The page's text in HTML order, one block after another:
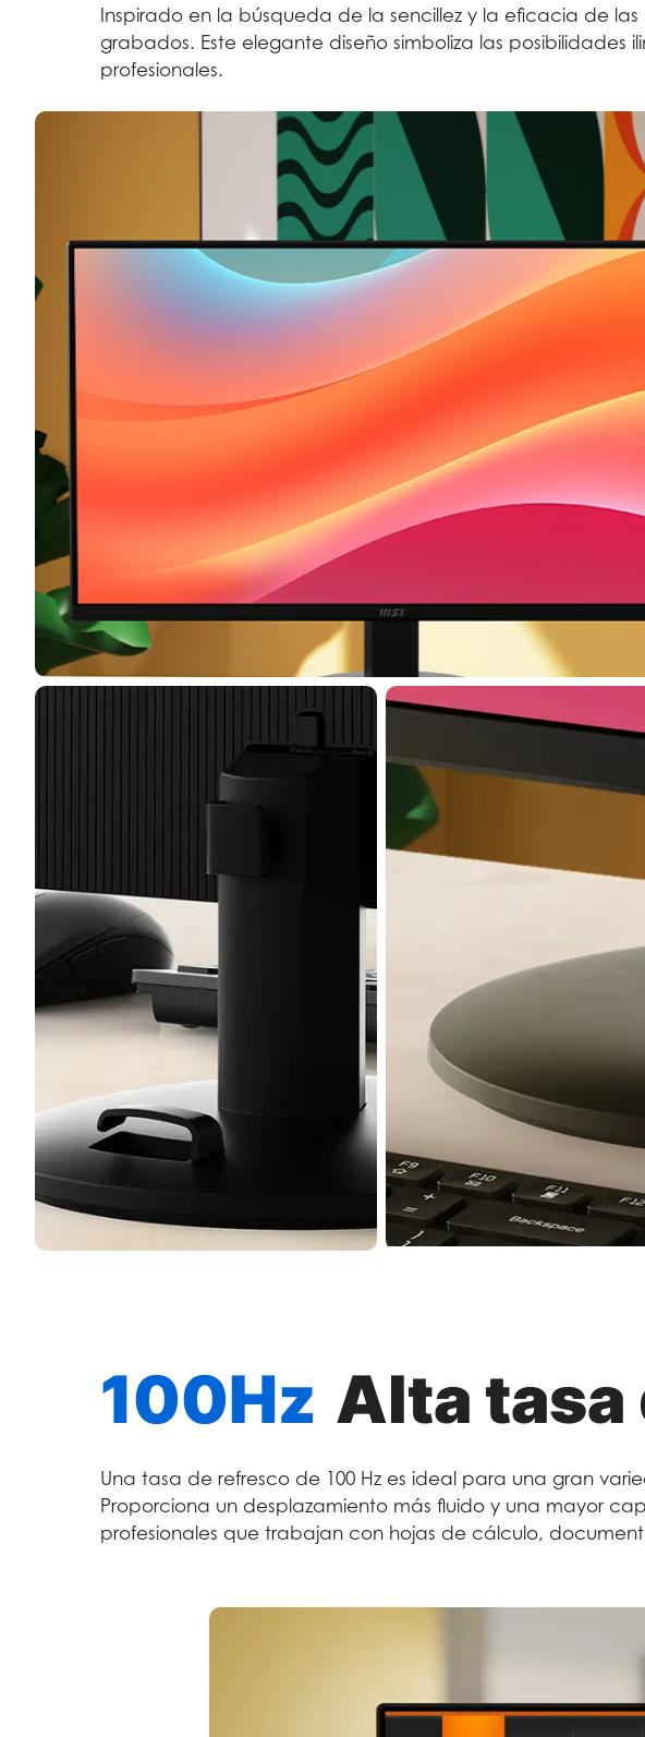
Inspirado en la búsqueda de la sencillez y la eficacia de
grabados. Este elegante diseño simboliza las
profesionales.
100Hz Alta tasa
Una tasa de refresco de 100 Hz es ideal para una gran
Proporciona un desplazamiento más fluido y una mayor
profesionales que trabajan con hojas de cálculo,